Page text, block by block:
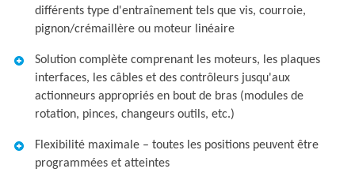
différents type d'entraînement tels que vis, courroie,
pignon/crémaillère ou moteur linéaire
Solution complète comprenant les moteurs, les plaques
interfaces, les câbles et des contrôleurs jusqu'aux
actionneurs appropriés en bout de bras (modules de
rotation, pinces, changeurs outils, etc.)
Flexibilité maximale – toutes les positions peuvent être
programmées et atteintes